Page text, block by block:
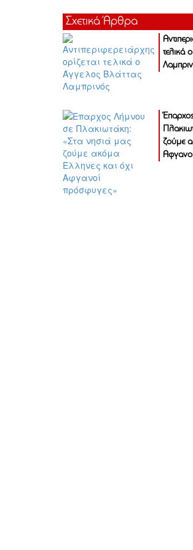
Σχετικά Άρθρα
τελικά
ζούμε